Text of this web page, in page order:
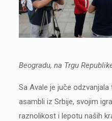
Beogradu, na Trgu
Sa Avale je juče
asambli iz Srbije, svojim
raznolikost i lepotu naših